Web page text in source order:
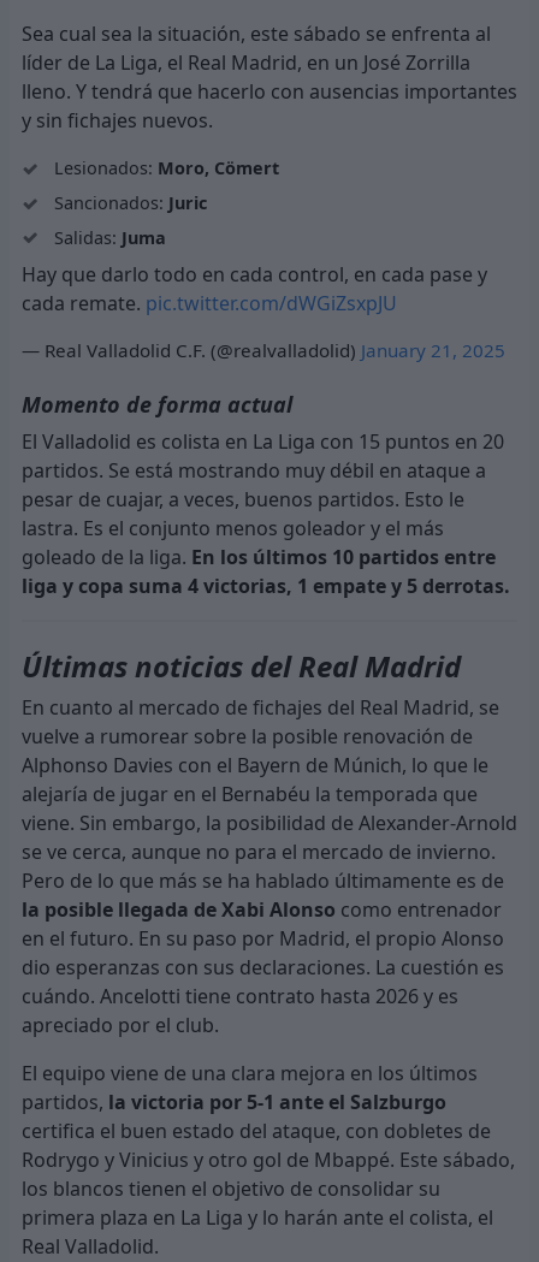
Sea cual sea la situación, este sábado se enfrenta al
líder de La Liga, el Real Madrid, en un José Zorrilla
lleno. Y tendrá que hacerlo con ausencias importantes
y sin fichajes nuevos.
Lesionados: Moro, Cömert
Sancionados: Juric
Salidas: Juma
Hay que darlo todo en cada control, en cada pase y
cada remate. pic.twitter.com/dWGiZsxpJU
— Real Valladolid C.F. (@realvalladolid) January 21, 2025
Momento de forma actual
El Valladolid es colista en La Liga con 15 puntos en 20
partidos. Se está mostrando muy débil en ataque a
pesar de cuajar, a veces, buenos partidos. Esto le
lastra. Es el conjunto menos goleador y el más
goleado de la liga. En los últimos 10 partidos entre
liga y copa suma 4 victorias, 1 empate y 5 derrotas.
Últimas noticias del Real Madrid
En cuanto al mercado de fichajes del Real Madrid, se
vuelve a rumorear sobre la posible renovación de
Alphonso Davies con el Bayern de Múnich, lo que le
alejaría de jugar en el Bernabéu la temporada que
viene. Sin embargo, la posibilidad de Alexander-Arnold
se ve cerca, aunque no para el mercado de invierno.
Pero de lo que más se ha hablado últimamente es de
la posible llegada de Xabi Alonso como entrenador
en el futuro. En su paso por Madrid, el propio Alonso
dio esperanzas con sus declaraciones. La cuestión es
cuándo. Ancelotti tiene contrato hasta 2026 y es
apreciado por el club.
El equipo viene de una clara mejora en los últimos
partidos, la victoria por 5-1 ante el Salzburgo
certifica el buen estado del ataque, con dobletes de
Rodrygo y Vinicius y otro gol de Mbappé. Este sábado,
los blancos tienen el objetivo de consolidar su
primera plaza en La Liga y lo harán ante el colista, el
Real Valladolid.